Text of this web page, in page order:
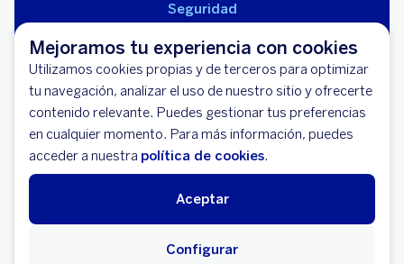
Mejoramos tu experiencia con cookies
Utilizamos cookies propias y de terceros para optimizar
tu navegación, analizar el uso de nuestro sitio y ofrecerte
contenido relevante. Puedes gestionar tus preferencias
en cualquier momento. Para más información, puedes
acceder a nuestra política de cookies.
Aceptar
Configurar
Seguridad
Cláusulas Generales de Contratación
Mapa del Sitio
Libro de Reclamaciones
Llámanos (01) 595-0000
Banco BBVA Perú - RUC 20100130204
Av. República de Panamá 3055 - San Isidro